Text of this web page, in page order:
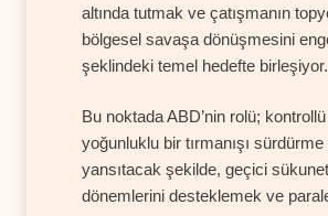
altında tutmak ve çatışmanın
bölgesel savaşa dönüşmesini
şeklindeki temel hedefte birleşiyor.
Bu noktada ABD’nin rolü;
yoğunluklu bir tırmanışı sürdürme
yansıtacak şekilde, geçici sükunet
dönemlerini desteklemek ve